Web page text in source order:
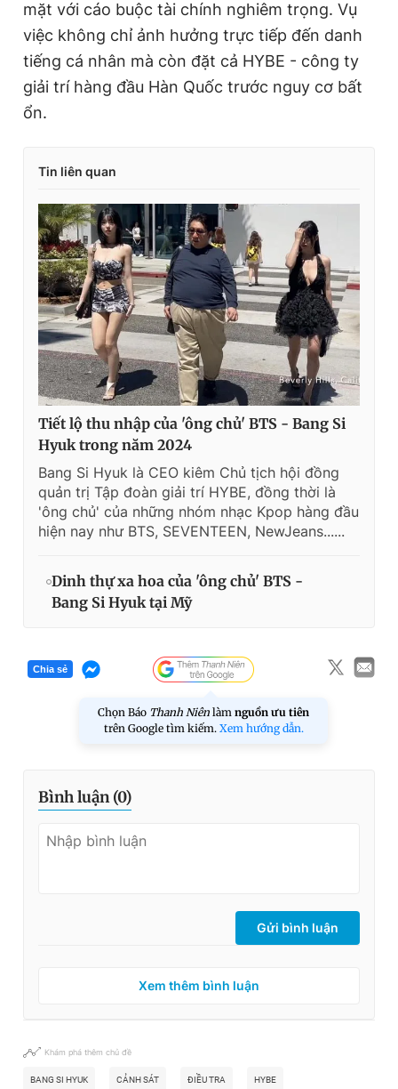
mặt với cáo buộc tài chính nghiêm trọng. Vụ
việc không chỉ ảnh hưởng trực tiếp đến danh
tiếng cá nhân mà còn đặt cả HYBE - công ty
giải trí hàng đầu Hàn Quốc trước nguy cơ bất
ổn.
Tin liên quan
Tiết lộ thu nhập của 'ông chủ' BTS - Bang Si
Hyuk trong năm 2024
Bang Si Hyuk là CEO kiêm Chủ tịch hội đồng
quản trị Tập đoàn giải trí HYBE, đồng thời là
'ông chủ' của những nhóm nhạc Kpop hàng đầu
hiện nay như BTS, SEVENTEEN, NewJeans......
Dinh thự xa hoa của 'ông chủ' BTS -
Bang Si Hyuk tại Mỹ
Chia sẻ
Chọn Báo Thanh Niên làm nguồn ưu tiên
trên Google tìm kiếm. Xem hướng dẫn.
Bình luận (0)
Gửi bình luận
Xem thêm bình luận
Khám phá thêm chủ đề
BANG SI HYUK CẢNH SÁT ĐIỀU TRA HYBE